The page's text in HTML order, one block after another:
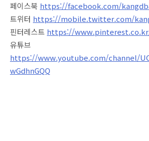
페이스북 https://facebook.com/
트위터 https://mobile.twitter.com/
핀터레스트 https://
유튜브
https://www.youtube.com/channel/
wGdhnGQQ